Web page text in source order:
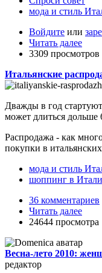
мода и стиль
Войдите или
Читать далее
3309 просмотров
Итальянские
Дважды в год
может длиться дольше
Распродажа - как
покупки в
мода и стиль
шоппинг в
36 комментариев
Читать далее
24644 просмотра
Весна-лето 2010:
редактор